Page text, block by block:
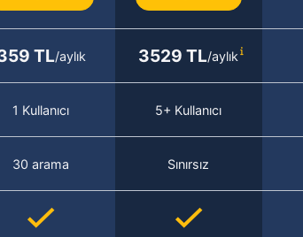
TL/aylık 3529 TL/aylık
1 Kullanıcı 5+ Kullanıcı
30 arama Sınırsız